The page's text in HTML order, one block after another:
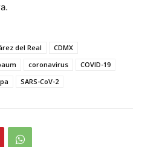
del Real
CDMX
coronavirus
COVID-19
SARS-CoV-2